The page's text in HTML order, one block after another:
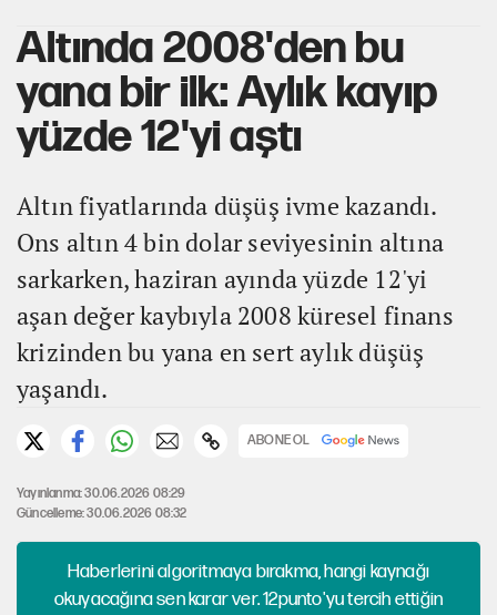
Altında 2008'den bu
yana bir ilk: Aylık kayıp
yüzde 12'yi aştı
Altın fiyatlarında düşüş ivme kazandı.
Ons altın 4 bin dolar seviyesinin altına
sarkarken, haziran ayında yüzde 12'yi
aşan değer kaybıyla 2008 küresel finans
krizinden bu yana en sert aylık düşüş
yaşandı.
ABONE OL
Yayınlanma: 30.06.2026 08:29
Güncelleme: 30.06.2026 08:32
Haberlerini algoritmaya bırakma, hangi kaynağı
okuyacağına sen karar ver. 12punto'yu tercih ettiğin